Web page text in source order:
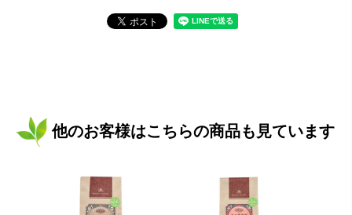
他のお客様はこちらの商品も見ています